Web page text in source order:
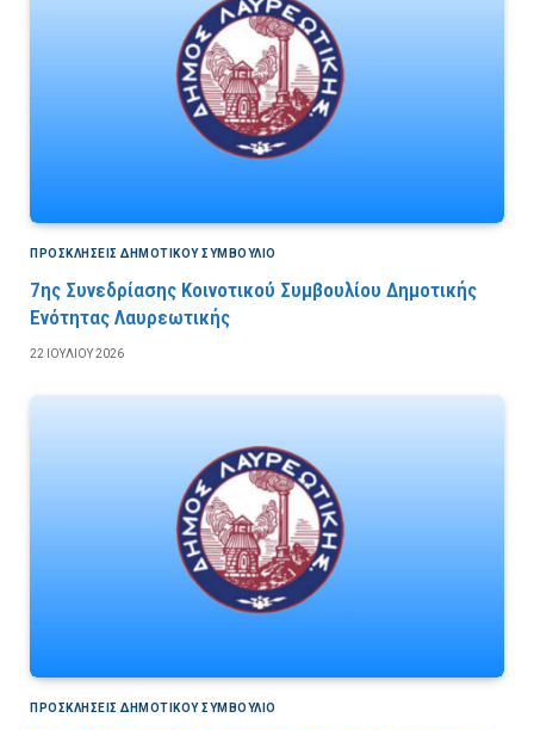
ΠΡΟΣΚΛΉΣΕΙΣ ΔΗΜΟΤΙΚΟΎ ΣΥΜΒΟΎΛΙΟ
7ης Συνεδρίασης Κοινοτικού Συμβουλίου Δημοτικής
Ενότητας Λαυρεωτικής
22 ΙΟΥΛΊΟΥ 2026
ΠΡΟΣΚΛΉΣΕΙΣ ΔΗΜΟΤΙΚΟΎ ΣΥΜΒΟΎΛΙΟ